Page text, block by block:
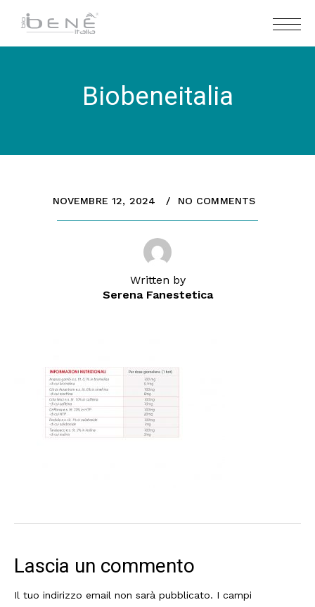
Biobeneitalia
NOVEMBRE 12, 2024 NO COMMENTS
Written by
Serena Fanestetica
Lascia un commento
Il tuo indirizzo email non sarà pubblicato. I campi